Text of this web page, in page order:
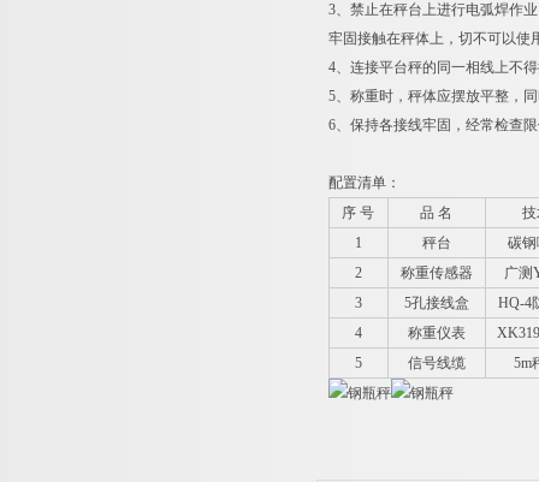
3、禁止在秤台上进行电弧焊作
牢固接触在秤体上，切不可以使
4、连接平台秤的同一相线上不
5、称重时，秤体应摆放平整，
6、保持各接线牢固，经常检查
配置清单：
序 号
品 名
1
秤台
碳
2
称重传感器
广测
3
5孔接线盒 HQ-4
4
称重仪表
5
信号线缆 5m